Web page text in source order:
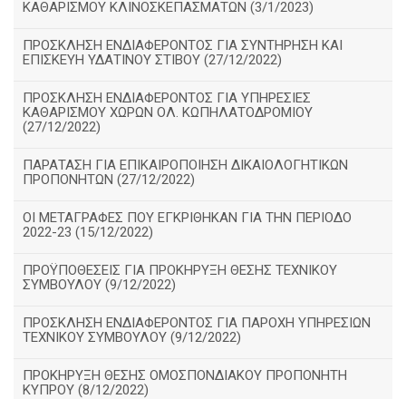
ΚΑΘΑΡΙΣΜΟΥ ΚΛΙΝΟΣΚΕΠΑΣΜΑΤΩΝ (3/1/2023)
ΠΡΟΣΚΛΗΣΗ ΕΝΔΙΑΦΕΡΟΝΤΟΣ ΓΙΑ ΣΥΝΤΗΡΗΣΗ ΚΑΙ
ΕΠΙΣΚΕΥΗ ΥΔΑΤΙΝΟΥ ΣΤΙΒΟΥ (27/12/2022)
ΠΡΟΣΚΛΗΣΗ ΕΝΔΙΑΦΕΡΟΝΤΟΣ ΓΙΑ ΥΠΗΡΕΣΙΕΣ
ΚΑΘΑΡΙΣΜΟΥ ΧΩΡΩΝ ΟΛ. ΚΩΠΗΛΑΤΟΔΡΟΜΙΟΥ
(27/12/2022)
ΠΑΡΑΤΑΣΗ ΓΙΑ ΕΠΙΚΑΙΡΟΠΟΙΗΣΗ ΔΙΚΑΙΟΛΟΓΗΤΙΚΩΝ
ΠΡΟΠΟΝΗΤΩΝ (27/12/2022)
ΟΙ ΜΕΤΑΓΡΑΦΕΣ ΠΟΥ ΕΓΚΡΙΘΗΚΑΝ ΓΙΑ ΤΗΝ ΠΕΡΙΟΔΟ
2022-23 (15/12/2022)
ΠΡΟΫΠΟΘΕΣΕΙΣ ΓΙΑ ΠΡΟΚΗΡΥΞΗ ΘΕΣΗΣ ΤΕΧΝΙΚΟΥ
ΣΥΜΒΟΥΛΟΥ (9/12/2022)
ΠΡΟΣΚΛΗΣΗ ΕΝΔΙΑΦΕΡΟΝΤΟΣ ΓΙΑ ΠΑΡΟΧΗ ΥΠΗΡΕΣΙΩΝ
ΤΕΧΝΙΚΟΥ ΣΥΜΒΟΥΛΟΥ (9/12/2022)
ΠΡΟΚΗΡΥΞΗ ΘΕΣΗΣ ΟΜΟΣΠΟΝΔΙΑΚΟΥ ΠΡΟΠΟΝΗΤΗ
ΚΥΠΡΟΥ (8/12/2022)